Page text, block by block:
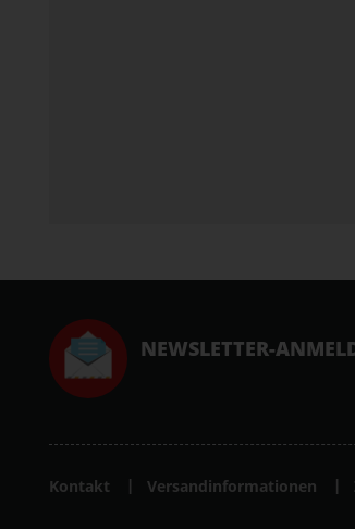
NEWSLETTER-
Kontakt Versandinformationen